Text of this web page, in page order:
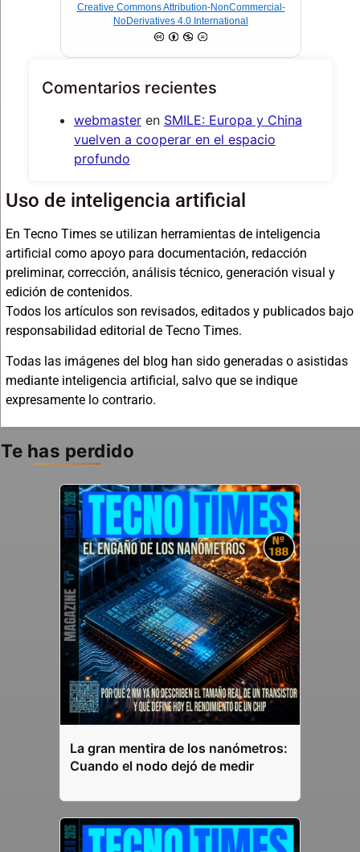
Creative Commons Attribution-NonCommercial-
NoDerivatives 4.0 International
Comentarios recientes
webmasteren SMILE: Europa y China
vuelven a cooperar en el espacio
profundo
Uso de inteligencia artificial
En Tecno Times se utilizan herramientas de inteligencia
artificial como apoyo para documentación, redacción
preliminar, corrección, análisis técnico, generación visual y
edición de contenidos.
Todos los artículos son revisados, editados y publicados bajo
responsabilidad editorial de Tecno Times.
Todas las imágenes del blog han sido generadas o asistidas
mediante inteligencia artificial, salvo que se indique
expresamente lo contrario.
Te has perdido
La gran mentira de los nanómetros:
Cuando el nodo dejó de medir